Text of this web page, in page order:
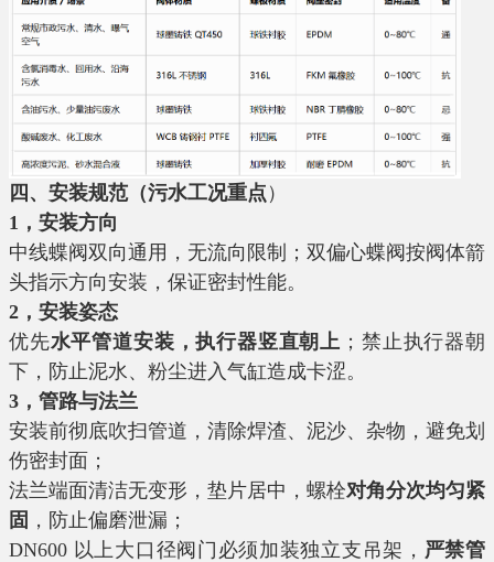
四、安装规范（污水工况重点 ）
1，安装方向
中线蝶阀双向通用，无流向限制；双偏心蝶阀按阀体箭
头指示方向安装，保证密封性能。
2，安装姿态
优先水平管道安装，执行器竖直朝上 ；禁止执行器朝
下，防止泥水、粉尘进入气缸造成卡涩。
3，管路与法兰
安装前彻底吹扫管道，清除焊渣、泥沙、杂物，避免划
伤密封面；
法兰端面清洁无变形，垫片居中，螺栓对角分次均匀紧
固 ，防止偏磨泄漏；
DN600 以上大口径阀门必须加装独立支吊架， 严禁管